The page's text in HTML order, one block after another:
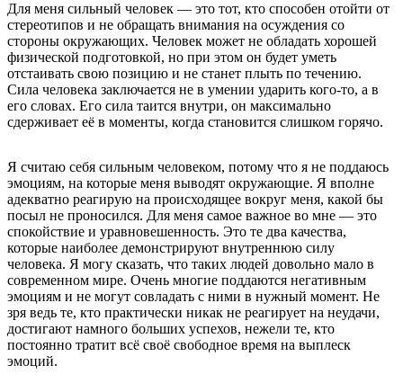
Для меня сильный человек — это тот, кто способен отойти от
стереотипов и не обращать внимания на осуждения со
стороны окружающих. Человек может не обладать хорошей
физической подготовкой, но при этом он будет уметь
отстаивать свою позицию и не станет плыть по течению.
Сила человека заключается не в умении ударить кого-то, а в
его словах. Его сила таится внутри, он максимально
сдерживает её в моменты, когда становится слишком горячо.
Я считаю себя сильным человеком, потому что я не поддаюсь
эмоциям, на которые меня выводят окружающие. Я вполне
адекватно реагирую на происходящее вокруг меня, какой бы
посыл не проносился. Для меня самое важное во мне — это
спокойствие и уравновешенность. Это те два качества,
которые наиболее демонстрируют внутреннюю силу
человека. Я могу сказать, что таких людей довольно мало в
современном мире. Очень многие поддаются негативным
эмоциям и не могут совладать с ними в нужный момент. Не
зря ведь те, кто практически никак не реагирует на неудачи,
достигают намного больших успехов, нежели те, кто
постоянно тратит всё своё свободное время на выплеск
эмоций.